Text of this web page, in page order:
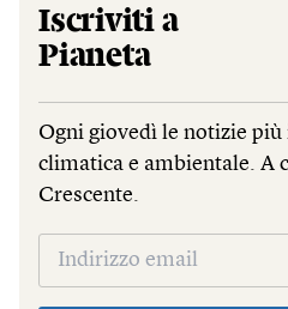
Iscriviti a
Pianeta
Ogni giovedì le notizie
climatica e ambientale. A
Crescente.